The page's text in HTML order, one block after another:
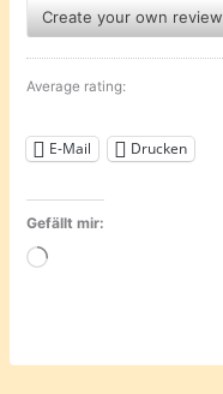
Create your own review
Average rating:
E-Mail Drucken
Gefällt mir:
Wird